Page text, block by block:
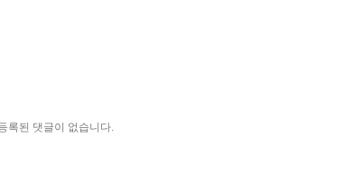
록된 댓글이 없습니다.